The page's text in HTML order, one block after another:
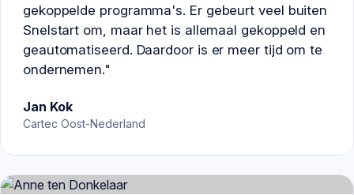
gekoppelde programma's. Er gebeurt veel buiten
Snelstart om, maar het is allemaal gekoppeld en
geautomatiseerd. Daardoor is er meer tijd om te
ondernemen."
Jan Kok
Cartec Oost-Nederland